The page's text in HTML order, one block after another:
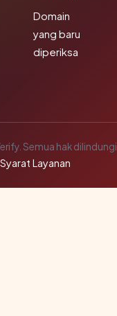
Domain
yang baru
diperiksa
Semua hak dilindungi.
Syarat Layanan